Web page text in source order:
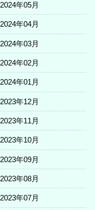
2024年05月
2024年04月
2024年03月
2024年02月
2024年01月
2023年12月
2023年11月
2023年10月
2023年09月
2023年08月
2023年07月